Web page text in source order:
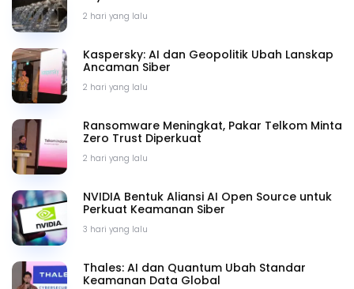
2 hari yang lalu
2 hari yang lalu
Kaspersky: AI dan Geopolitik Ubah Lanskap
Ancaman Siber
2 hari yang lalu
Ransomware Meningkat, Pakar Telkom Minta
Zero Trust Diperkuat
3 hari yang lalu
NVIDIA Bentuk Aliansi AI Open Source untuk
Perkuat Keamanan Siber
Thales: AI dan Quantum Ubah Standar
Keamanan Data Global